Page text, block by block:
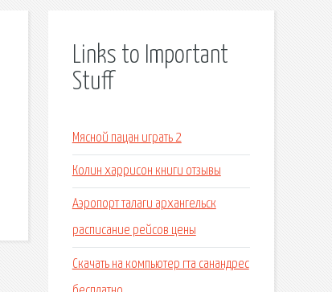
Links to Important
Stuff
Мясной пацан играть 2
Колин харрисон книги отзывы
Аэропорт талаги архангельск
расписание рейсов цены
Скачать на компьютер гта санандрес